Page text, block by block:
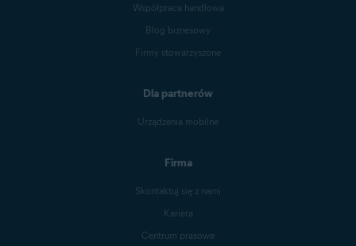
Współpraca handlowa
Blog biznesowy
Firmy stowarzyszone
Dla partnerów
Urządzenia mobilne
Firma
Skontaktuj się z nami
Kariera
Centrum prasowe